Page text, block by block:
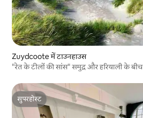
Zuydcoote में टाउनहाउस
"रेत के टीलों की सांस" समुद्र और हरियाली के बीच
सुपरहोस्ट
सुपरहोस्ट